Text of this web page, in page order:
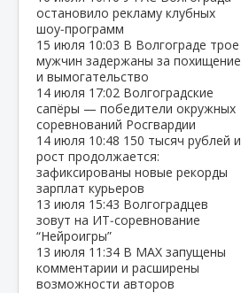
остановило рекламу клубных
шоу‑программ
15 июля 10:03 В Волгограде трое
мужчин задержаны за похищение
и вымогательство
14 июля 17:02 Волгоградские
сапёры — победители окружных
соревнований Росгвардии
14 июля 10:48 150 тысяч рублей и
рост продолжается:
зафиксированы новые рекорды
зарплат курьеров
13 июля 15:43 Волгоградцев
зовут на ИТ‑соревнование
“Нейроигры”
13 июля 11:34 В МАХ запущены
комментарии и расширены
возможности авторов